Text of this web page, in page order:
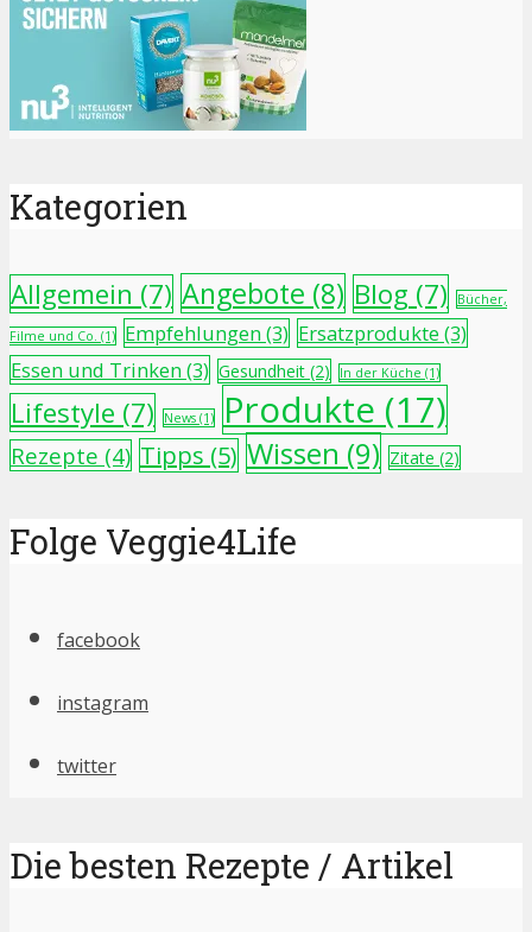
Kategorien
Allgemein (7) Angebote (8) Blog (7) Bücher,
Filme und Co. (1) Empfehlungen(3) Ersatzprodukte (3)
Essen und Trinken(3) Gesundheit (2) In der Küche (1)
Lifestyle (7) News (1) Produkte (17)
Rezepte (4) Tipps (5) Wissen (9) Zitate (2)
Folge Veggie4Life
facebook
instagram
twitter
Die besten Rezepte / Artikel